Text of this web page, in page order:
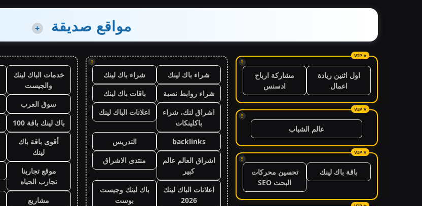
مواقع صديقة +
!
اول اثنين ريادة
اعمال
مشاركة ارباح
ادسنس
!
عالم الشباب
!
باقة باك لينك
تحسين محركات
البحث SEO
!
شراء باك لينك
شراء باك لينك
شراء روابط نصية
باقات باك لينك
اشراق لنك، شراء
باكلينكات
اعلانات الباك لينك
backlinks
التدريس
اشراق العالم عالم
كبير
منتدى الاشراق
اعلانات الباك لينك
2026
باك لينك وجيست
بوست
خدمات الباك لينك
والجيست
سوق العرب
باك لينك باقة 100
أقوى باقة باك
لينك
موقع تجاربنا
تجارب الحياه
مشاريع